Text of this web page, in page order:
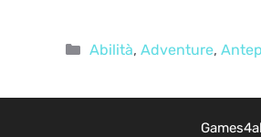
Categorie
Abilità, Adventure,